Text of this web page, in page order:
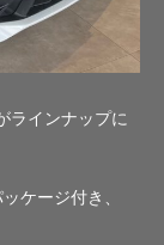
ラインナップに
ケージ付き、